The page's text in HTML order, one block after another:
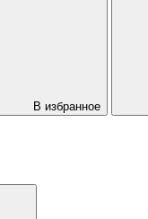
В избранное